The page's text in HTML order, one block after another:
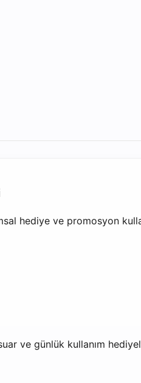
hediye ve promosyon
ve günlük kullanım